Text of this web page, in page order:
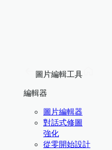
圖片編輯工具
編輯器
圖片編輯器
對話式修圖
強化
從零開始設計